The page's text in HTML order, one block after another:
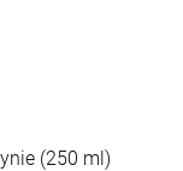
(250 ml)